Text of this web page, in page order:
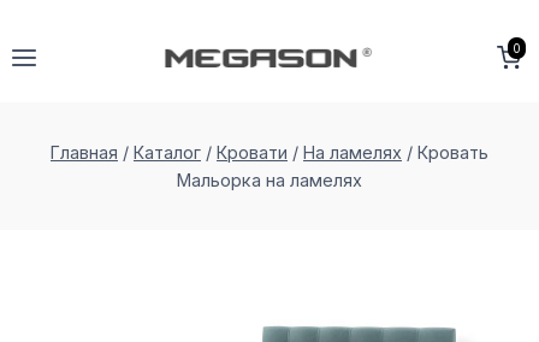
0
Главная / Каталог / Кровати / На ламелях / Кровать
Мальорка на ламеляx